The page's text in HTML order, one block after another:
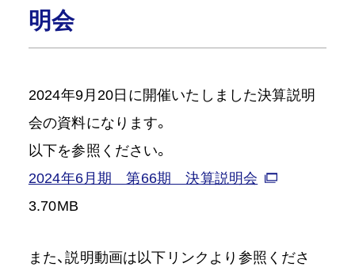
明会
2024年9月20日に開催いたしました決算説明
会の資料になります。
以下を参照ください。
2024年6月期 第66期 決算説明会
3.70MB
また、説明動画は以下リンクより参照くださ